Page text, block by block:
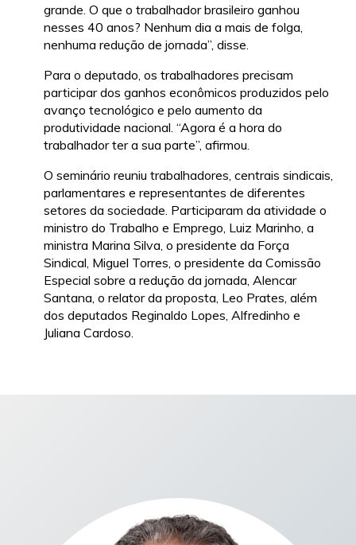
grande. O que o trabalhador brasileiro ganhou
nesses 40 anos? Nenhum dia a mais de folga,
nenhuma redução de jornada”, disse.
Para o deputado, os trabalhadores precisam
participar dos ganhos econômicos produzidos pelo
avanço tecnológico e pelo aumento da
produtividade nacional. “Agora é a hora do
trabalhador ter a sua parte”, afirmou.
O seminário reuniu trabalhadores, centrais sindicais,
parlamentares e representantes de diferentes
setores da sociedade. Participaram da atividade o
ministro do Trabalho e Emprego, Luiz Marinho, a
ministra Marina Silva, o presidente da Força
Sindical, Miguel Torres, o presidente da Comissão
Especial sobre a redução da jornada, Alencar
Santana, o relator da proposta, Leo Prates, além
dos deputados Reginaldo Lopes, Alfredinho e
Juliana Cardoso.